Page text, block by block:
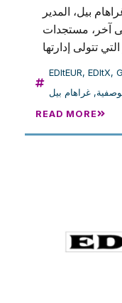
بيل، المدير
آخر، مستجدات
EDItEUR, EDItX,
, غراهام بيل
READ MORE